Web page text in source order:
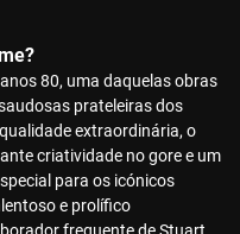
80, uma daquelas obras
prateleiras dos
extraordinária, o
criatividade no gore e um
para os icónicos
e prolífico